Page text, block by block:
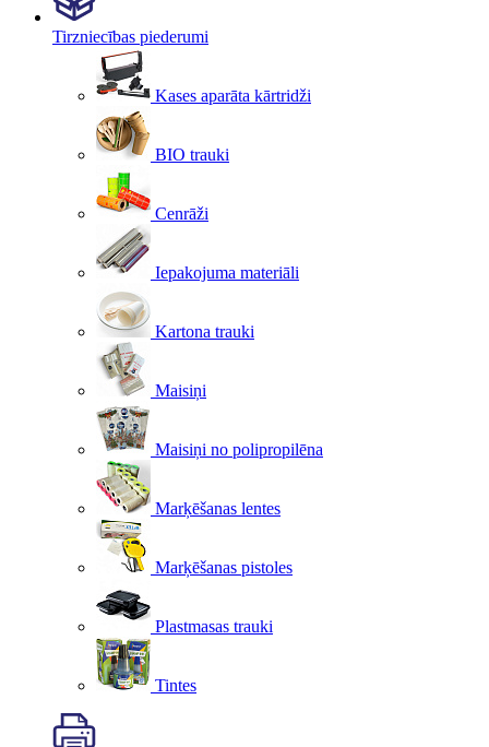
Tirzniecības piederumi
Kases aparāta kārtridži
BIO trauki
Cenrāži
Iepakojuma materiāli
Kartona trauki
Maisiņi
Maisiņi no polipropilēna
Marķēšanas lentes
Marķēšanas pistoles
Plastmasas trauki
Tintes